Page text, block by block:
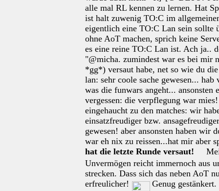
alle mal RL kennen zu lernen. Hat
ist halt zuwenig TO:C im
eigentlich eine TO:C Lan sein sollte
ohne AoT machen, sprich keine
es eine reine TO:C Lan ist. Ach ja..
"@micha. zumindest war es bei mir
*gg*) versaut habe, net so wie du
lan: sehr coole sache gewesen...
was die funwars angeht...
vergessen: die verpflegung war
eingehaucht zu den matches: wir
einsatzfreudiger bzw.
gewesen! aber ansonsten haben wir
war eh nix zu reissen...hat mir aber
hat die letzte Runde versaut!
Unvermögen reicht immernoch aus
strecken. Dass sich das neben AoT
erfreulicher!
Genug